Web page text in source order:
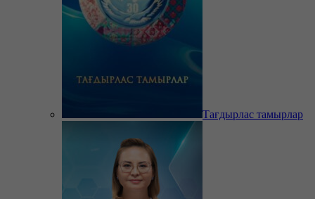
Тағдырлас тамырлар